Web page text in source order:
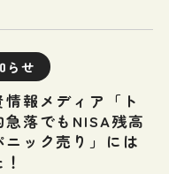
らせ
情報メディア「ト
落でもNISA残高
ック売り」には